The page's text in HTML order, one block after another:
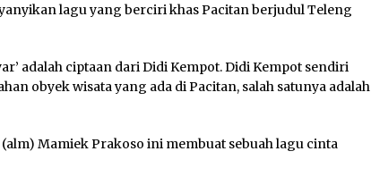
lagu yang berciri khas Pacitan berjudul Teleng
adalah ciptaan dari Didi Kempot. Didi Kempot sendiri
obyek wisata yang ada di Pacitan, salah satunya adalah
Mamiek Prakoso ini membuat sebuah lagu cinta